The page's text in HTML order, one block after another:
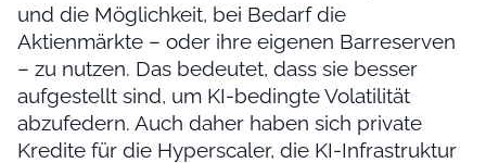
und die Möglichkeit, bei Bedarf die
Aktienmärkte – oder ihre eigenen Barreserven
– zu nutzen. Das bedeutet, dass sie besser
aufgestellt sind, um KI-bedingte Volatilität
abzufedern. Auch daher haben sich private
Kredite für die Hyperscaler, die KI-Infrastruktur